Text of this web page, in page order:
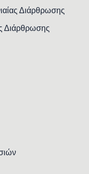
Διάρθρωσης
Διάρθρωσης